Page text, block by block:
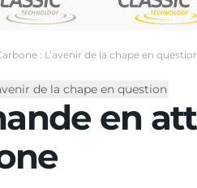
: L’avenir de la chape en
de la chape en question
en